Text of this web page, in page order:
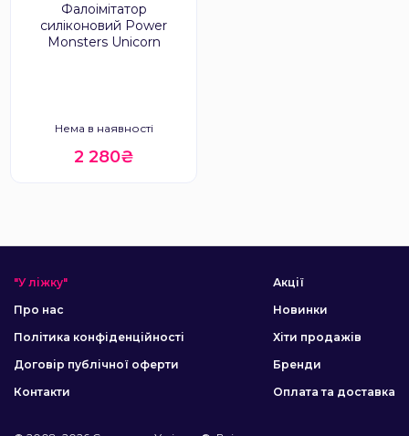
Фалоімітатор
силіконовий Power
Monsters Unicorn
Нема в наявності
2 280₴
"У ліжку"
Про нас
Політика конфіденційності
Договір публічної оферти
Контакти
Акції
Новинки
Хіти продажів
Бренди
Оплата та доставка